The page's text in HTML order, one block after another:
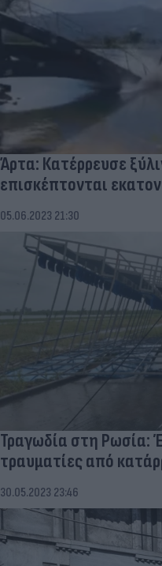
Άρτα: Κατέρρευσε
επισκέπτονται
05.06.2023 21:30
Τραγωδία στη Ρωσία:
τραυματίες από
30.05.2023 23:46